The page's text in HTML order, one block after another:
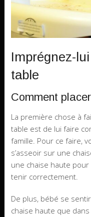
Imprégnez-
table
Comment
La première chose à
table est de lui faire
famille. Pour ce faire,
s’asseoir sur une
une chaise haute
tenir correctement.
De plus, bébé se
chaise haute que